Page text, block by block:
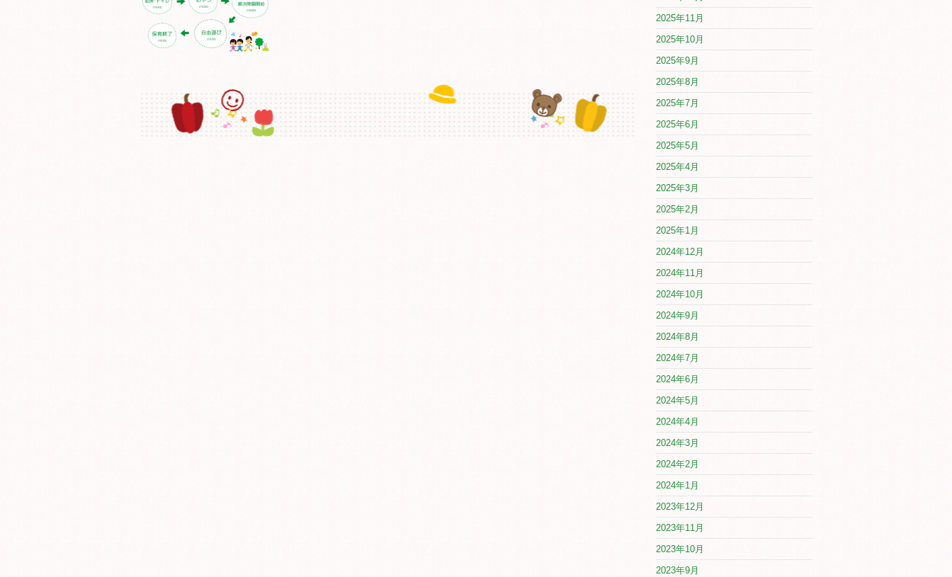
2025年11月
2025年10月
2025年9月
2025年8月
2025年7月
2025年6月
2025年5月
2025年4月
2025年3月
2025年2月
2025年1月
2024年12月
2024年11月
2024年10月
2024年9月
2024年8月
2024年7月
2024年6月
2024年5月
2024年4月
2024年3月
2024年2月
2024年1月
2023年12月
2023年11月
2023年10月
2023年9月